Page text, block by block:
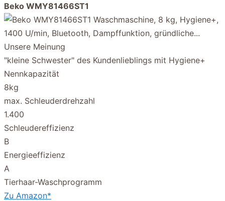
Beko WMY81466ST1
Unsere Meinung
"kleine Schwester" des Kundenlieblings mit Hygiene+
Nennkapazität
8kg
max. Schleuderdrehzahl
1.400
Schleudereffizienz
B
Energieeffizienz
A
Tierhaar-Waschprogramm
Zu Amazon*